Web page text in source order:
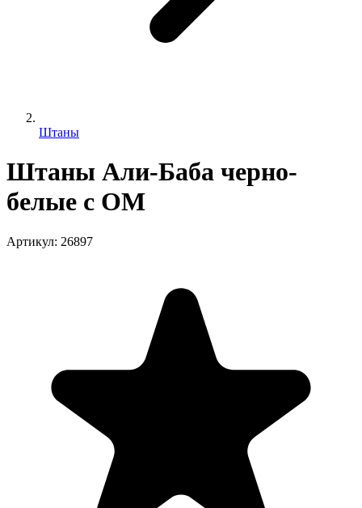
Штаны
Штаны Али-Баба черно-
белые с ОМ
Артикул: 26897